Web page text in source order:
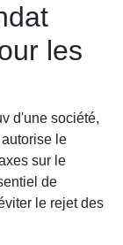
les
d'une société,
le
sur le
de
le rejet des